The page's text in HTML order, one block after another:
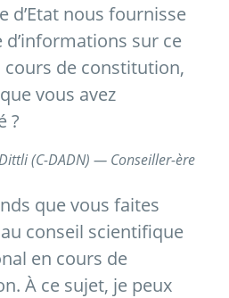
d’Etat nous fournisse
d’informations sur ce
cours de constitution,
vous avez
?
(C-DADN) — Conseiller-ère
que vous faites
conseil scientifique
en cours de
À ce sujet, je peux